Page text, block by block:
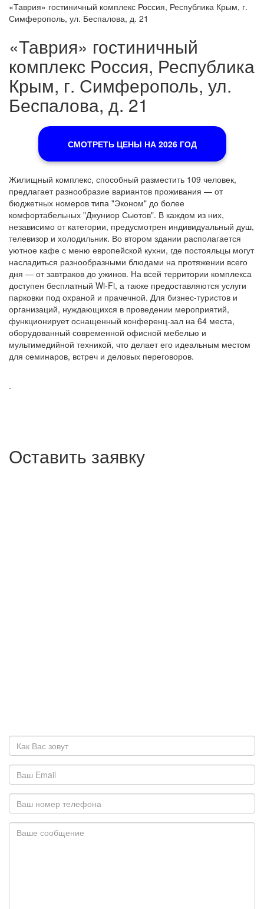
«Таврия» гостиничный комплекс Россия, Республика Крым, г.
Симферополь, ул. Беспалова, д. 21
«Таврия» гостиничный
комплекс Россия, Республика
Крым, г. Симферополь, ул.
Беспалова, д. 21
СМОТРЕТЬ ЦЕНЫ НА 2026 ГОД
Жилищный комплекс, способный разместить 109 человек,
предлагает разнообразие вариантов проживания — от
бюджетных номеров типа "Эконом" до более
комфортабельных "Джуниор Сьютов". В каждом из них,
независимо от категории, предусмотрен индивидуальный душ,
телевизор и холодильник. Во втором здании располагается
уютное кафе с меню европейской кухни, где постояльцы могут
насладиться разнообразными блюдами на протяжении всего
дня — от завтраков до ужинов. На всей территории комплекса
доступен бесплатный Wi-Fi, а также предоставляются услуги
парковки под охраной и прачечной. Для бизнес-туристов и
организаций, нуждающихся в проведении мероприятий,
функционирует оснащенный конференц-зал на 64 места,
оборудованный современной офисной мебелью и
мультимедийной техникой, что делает его идеальным местом
для семинаров, встреч и деловых переговоров.
.
Оставить заявку